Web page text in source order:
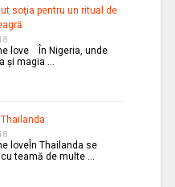
soţia pentru un ritual de
love În Nigeria, unde
şi magia …
loveÎn Thailanda se
teamă de multe …